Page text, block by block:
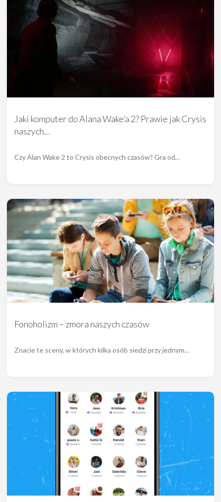
Jaki komputer do Alana Wake’a 2? Prawie jak Crysis
naszych…
Czy Alan Wake 2 to Crysis obecnych czasów? Gra od…
Fonoholizm – zmora naszych czasów
Znacie te sceny, w których kilka osób siedzi przy jednym…